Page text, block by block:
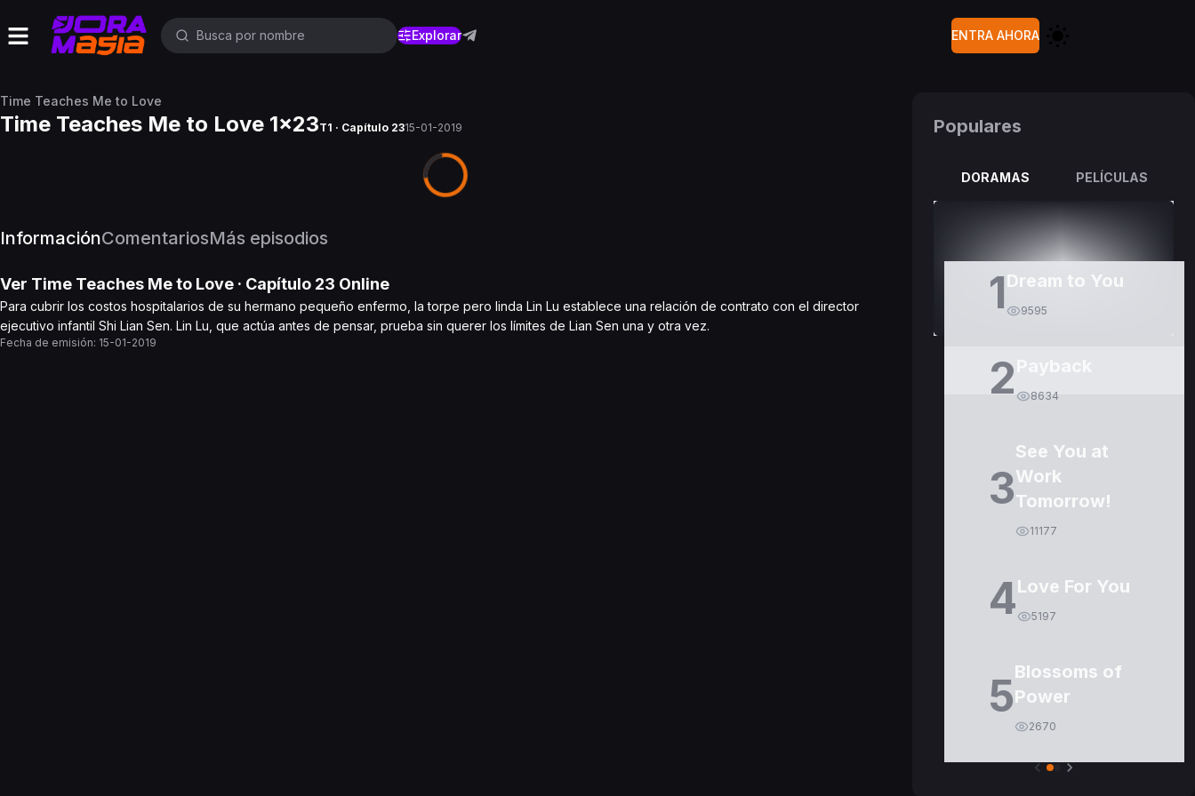
Explorar ENTRA AHORA
Time Teaches Me to Love
Time Teaches Me to Love 1x23T1 · Capítulo 2315-01-2019
InformaciónComentariosMás episodios
Ver Time Teaches Me to Love · Capítulo 23 Online
Para cubrir los costos hospitalarios de su hermano pequeño enfermo, la torpe pero linda Lin Lu establece una relación de contrato con el director
ejecutivo infantil Shi Lian Sen. Lin Lu, que actúa antes de pensar, prueba sin querer los límites de Lian Sen una y otra vez.
Fecha de emisión: 15-01-2019
Populares
DORAMAS PELÍCULAS
1Dream to You
9595
2 8634
3
See You at
Work
Tomorrow!
11177
4Love For You
5197
5Blossoms of
Power
2670